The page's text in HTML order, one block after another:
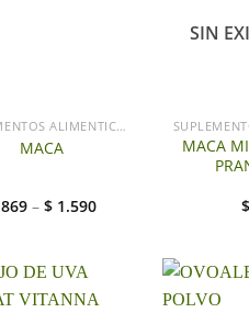
SUPLEMENTOS ALIMENTICIOS
MACA
869– $ 1.590
SIN
MACA